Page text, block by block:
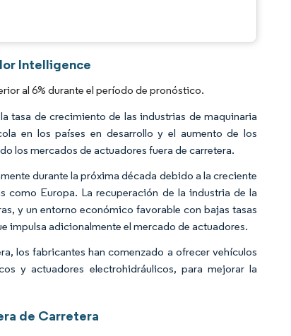
Intelligence
al 6% durante el período de pronóstico.
tasa de crecimiento de las industrias de maquinaria
en los países en desarrollo y el aumento de los
los mercados de actuadores fuera de carretera.
durante la próxima década debido a la creciente
como Europa. La recuperación de la industria de la
y un entorno económico favorable con bajas tasas
impulsa adicionalmente el mercado de actuadores.
los fabricantes han comenzado a ofrecer vehículos
y actuadores electrohidráulicos, para mejorar la
de Carretera